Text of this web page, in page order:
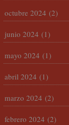
octubre 2024 (2)
junio 2024 (1)
mayo 2024 (1)
abril 2024 (1)
marzo 2024 (2)
febrero 2024 (2)